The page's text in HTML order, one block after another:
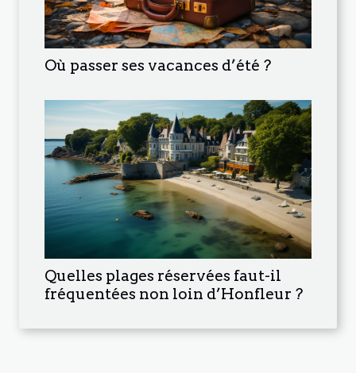
Où passer ses vacances d’été ?
Quelles plages réservées faut-il
fréquentées non loin d’Honfleur ?